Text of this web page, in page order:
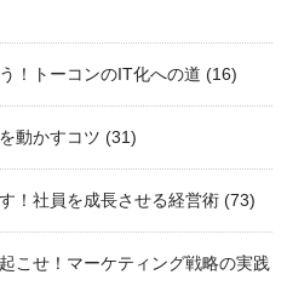
！トーコンのIT化への道 (16)
動かすコツ (31)
！社員を成長させる経営術 (73)
こせ！マーケティング戦略の実践